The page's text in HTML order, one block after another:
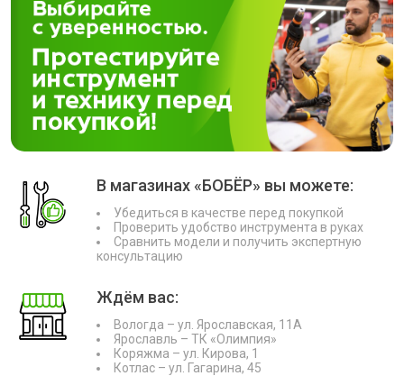
В магазинах «БОБЁР» вы можете:
Убедиться в качестве перед покупкой
Проверить удобство инструмента в руках
Сравнить модели и получить экспертную
консультацию
Ждём вас:
Вологда – ул. Ярославская, 11А
Ярославль – ТК «Олимпия»
Коряжма – ул. Кирова, 1
Котлас – ул. Гагарина, 45